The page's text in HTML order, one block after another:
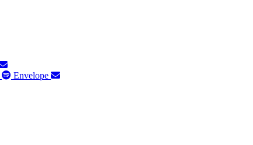
Envelope